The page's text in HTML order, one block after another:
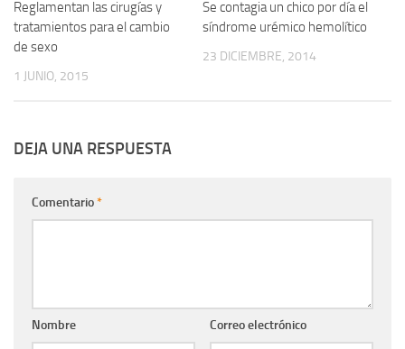
Reglamentan las cirugías y
tratamientos para el cambio
de sexo
1 JUNIO, 2015
Se contagia un chico por día el
síndrome urémico hemolítico
23 DICIEMBRE, 2014
DEJA UNA RESPUESTA
Comentario*
Nombre Correo electrónico